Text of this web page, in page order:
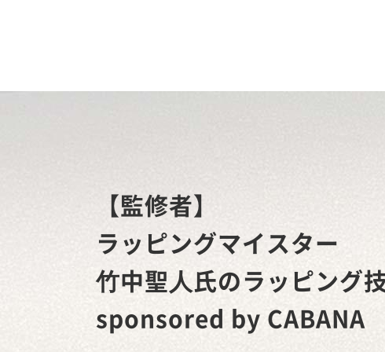
【監修者】
ラッピングマイスター
⽵中聖⼈氏のラッピング
sponsored by CABANA